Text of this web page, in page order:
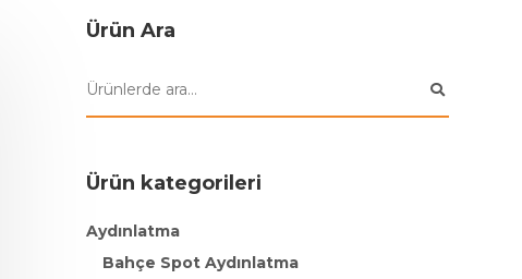
Ürün Ara
Ürün kategorileri
Aydınlatma
Bahçe Spot Aydınlatma